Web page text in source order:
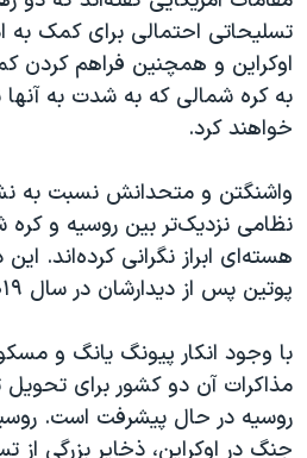
تسلیحاتی احتمالی برای کمک به
اوکراین و همچنین فراهم
به کره شمالی که به شدت به آنها
خواهند کرد.
واشنگتن و متحدانش نسبت به
نظامی نزدیک‌تر بین روسیه و
هسته‌ای ابراز نگرانی کرده‌اند.
پوتین پس از دیدارشان در سال ۲۰۱۹ خواهد بود.
با وجود انکار پیونگ یانگ و
مذاکرات آن دو کشور برای
جنگ در اوکراین، ذخایر بزرگی